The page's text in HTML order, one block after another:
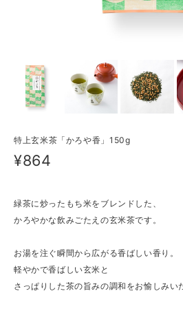
特上玄米茶「かろや香」150g
¥864
緑茶に炒ったもち米をブレンドした、
かろやかな飲みごたえの玄米茶です。
お湯を注ぐ瞬間から広がる香ばしい香り。
軽やかで香ばしい玄米と
さっぱりした茶の旨みの調和をお愉しみい